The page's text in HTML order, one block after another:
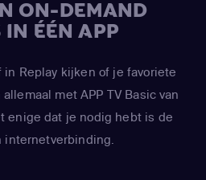
ON-DEMAND
IN ÉÉN APP
in Replay kijken of je favoriete
met APP TV Basic van
enige dat je nodig hebt is de
internetverbinding.